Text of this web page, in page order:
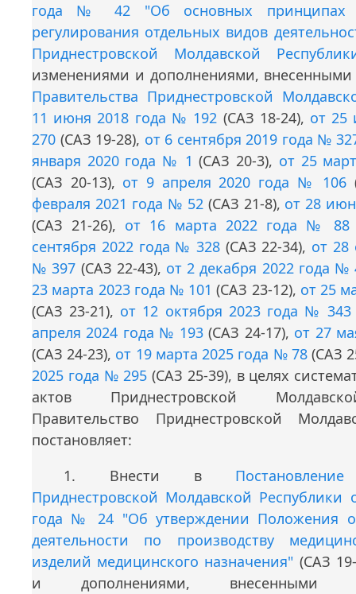
года № 42 "Об основных принципах
регулирования отдельных видов
Приднестровской Молдавской
изменениями и дополнениями,
Правительства Приднестровской
11 июня 2018 года № 192 (САЗ 18-24), от 25
270 (САЗ 19-28), от 6 сентября 2019 года №
января 2020 года № 1 (САЗ 20-3), от 25
(САЗ 20-13), от 9 апреля 2020 года № 106
февраля 2021 года № 52(САЗ 21-8), от 28
(САЗ 21-26), от 16 марта 2022 года № 88
сентября 2022 года № 328(САЗ 22-34), от 28
№ 397 (САЗ 22-43), от 2 декабря 2022 года №
23 марта 2023 года № 101 (САЗ 23-12), от 25
(САЗ 23-21), от 12 октября 2023 года № 343
апреля 2024 года № 193 (САЗ 24-17), от 27
(САЗ 24-23), от 19 марта 2025 года № 78(САЗ
2025 года № 295 (САЗ 25-39), в целях
актов Приднестровской
Правительство Приднестровской
постановляет:
1. Внести в
Приднестровской Молдавской Республики
года № 24 "Об утверждении Положения о
деятельности по производству
изделий медицинского назначения" (САЗ
и дополнениями,